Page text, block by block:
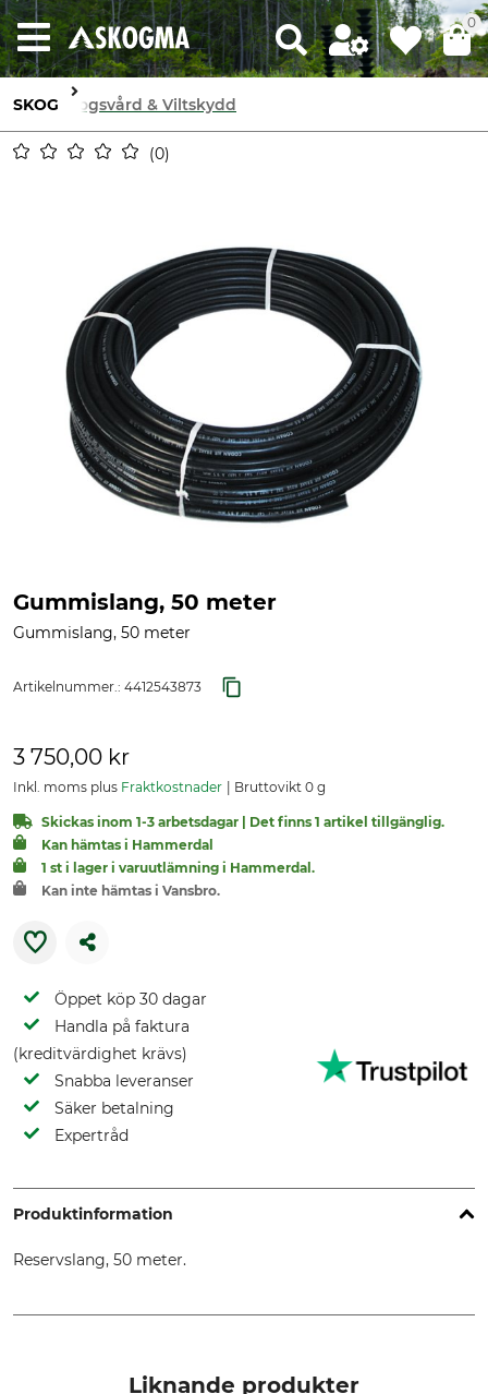
0
SKOG Skogsvård & Viltskydd
0
Gummislang, 50 meter
Gummislang, 50 meter
Artikelnummer.: 4412543873
3 750,00 kr
Inkl. moms plus Fraktkostnader Bruttovikt 0 g
Skickas inom 1-3 arbetsdagar | Det finns 1 artikel tillgänglig.
Kan hämtas i Hammerdal
1 st i lager i varuutlämning i Hammerdal.
Kan inte hämtas i Vansbro.
Öppet köp 30 dagar
Handla på faktura
(kreditvärdighet krävs)
Snabba leveranser
Säker betalning
Expertråd
Produktinformation
Reservslang, 50 meter.
Liknande produkter